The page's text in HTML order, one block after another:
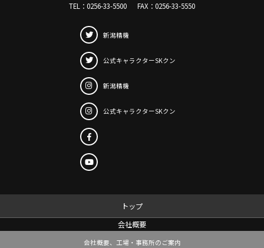
TEL：0256-33-5500 FAX： 0256-33-5550
新潟精機
公式キャラクターSKクン
新潟精機
公式キャラクターSKクン
トップ
会社概要
会社概要、工場・事務所のご案内